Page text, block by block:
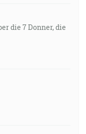
die 7 Donner, die